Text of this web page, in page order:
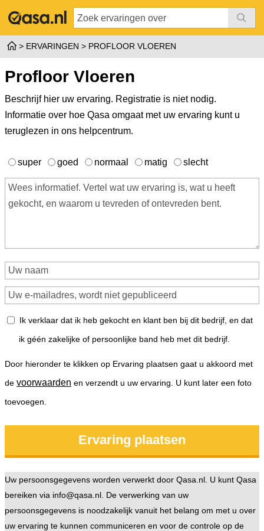
ERVARINGEN PROFLOOR VLOEREN
Profloor Vloeren
Beschrijf hier uw ervaring. Registratie is niet nodig.
Informatie over hoe Qasa omgaat met uw ervaring kunt u
teruglezen in ons helpcentrum.
super goed normaal matig slecht
Ik verklaar dat ik heb gekocht en klant ben bij dit bedrijf, en dat
ik géén zakelijke of persoonlijke band heb met dit bedrijf.
Door hieronder te klikken op Ervaring plaatsen gaat u akkoord met
de voorwaarden en verzendt u uw ervaring. U kunt later een foto
toevoegen.
Uw persoonsgegevens worden verwerkt door Qasa.nl. U kunt Qasa
bereiken via info@qasa.nl. De verwerking van uw
persoonsgegevens is noodzakelijk vanuit het belang om met u over
uw ervaring te kunnen communiceren en voor de controle op de